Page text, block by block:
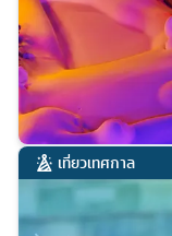
เที่ยวเทศกาล